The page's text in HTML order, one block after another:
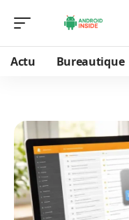
Actu Bureautique